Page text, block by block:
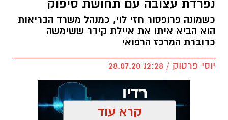
נפרדת עצובה עם תחושת סיפוק
כשמונה פרופסור חזי לוי, כמנהל משרד הבריאות
הוא הביא איתו את איילת קידר ששימשה
כדוברת המרכז הרפואי
יוסי פרטוק / 12:28 28.07.20
קרא עוד